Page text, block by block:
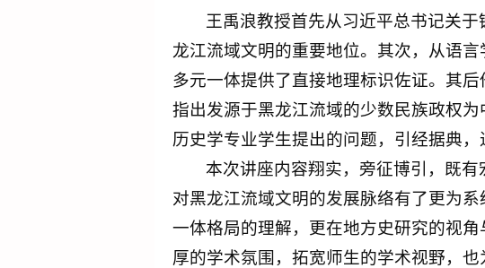
王禹浪教授首先从习近平总书记关
龙江流域文明的重要地位。其次，从语
多元一体提供了直接地理标识佐证。其
指出发源于黑龙江流域的少数民族政权
历史学专业学生提出的问题，引经据典，
本次讲座内容翔实，旁征博引，既
对黑龙江流域文明的发展脉络有了更为
一体格局的理解，更在地方史研究的视
厚的学术氛围，拓宽师生的学术视野，